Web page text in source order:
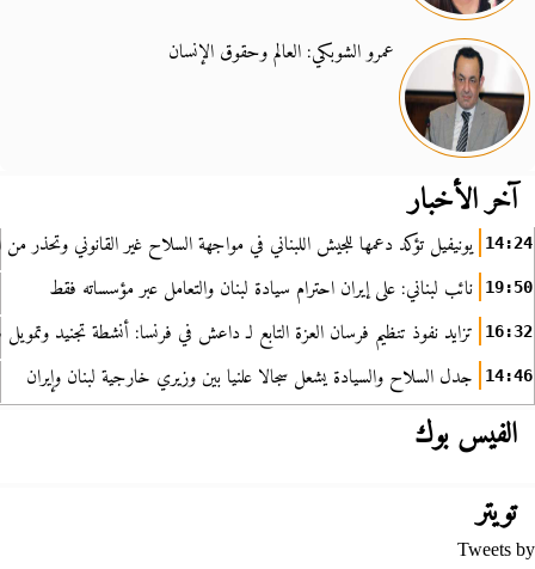
عمرو الشوبكي: العالم وحقوق الإنسان
آخر الأخبار
14:24 يونيفيل تؤكد دعمها للجيش اللبناني في مواجهة السلاح غير القانوني وتحذر من
19:50 نائب لبناني: على إيران احترام سيادة لبنان والتعامل عبر مؤسساته فقط
16:32 تزايد نفوذ تنظيم فرسان العزة التابع لـ داعش في فرنسا: أنشطة تجنيد
14:46 جدل السلاح والسيادة يشعل سجالا علنيا بين وزيري خارجية لبنان وإيران
الفيس بوك
تويتر
Tweets by